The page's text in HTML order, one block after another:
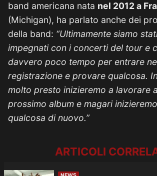
band americana nata nel 2012 a
(Michigan), ha parlato anche dei
della band: “Ultimamente siamo
impegnati con i concerti del tour e
davvero poco tempo per entrare
registrazione e provare qualcosa.
molto presto inizieremo a lavorare
prossimo album e magari
qualcosa di nuovo.”
ARTICOLI